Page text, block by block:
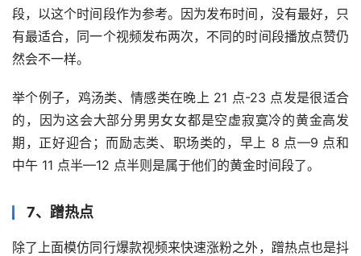
段，以这个时间段作为参考。因为发布时间，没有最好，只
有最适合，同一个视频发布两次，不同的时间段播放点赞仍
然会不一样。
举个例子，鸡汤类、情感类在晚上 21 点-23 点发是很适合
的，因为这会大部分男男女女都是空虚寂寞冷的黄金高发
期，正好迎合；而励志类、职场类的，早上 8 点—9 点和
中午 11 点半—12 点半则是属于他们的黄金时间段了。
7、蹭热点
除了上面模仿同行爆款视频来快速涨粉之外，蹭热点也是抖